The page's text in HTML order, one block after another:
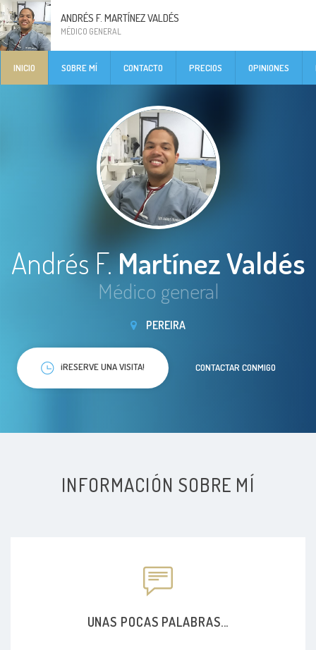
ANDRÉS F. MARTÍNEZ VALDÉS
MÉDICO GENERAL
INICIO SOBRE MÍ CONTACTO PRECIOS OPINIONES
Andrés F.Martínez Valdés
Médico general
PEREIRA
¡RESERVE UNA VISITA! CONTACTAR CONMIGO
INFORMACIÓN SOBRE MÍ
UNAS POCAS PALABRAS...